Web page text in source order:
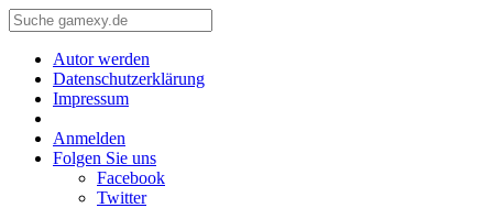
Autor werden
Datenschutzerklärung
Impressum
Anmelden
Folgen Sie uns
Facebook
Twitter